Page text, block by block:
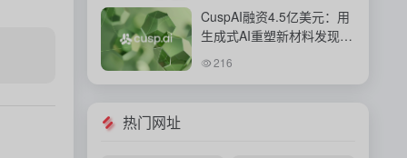
CuspAI融资4.5亿美元：用
生成式AI重塑新材料发现与
工业研发体系
216
热门网址